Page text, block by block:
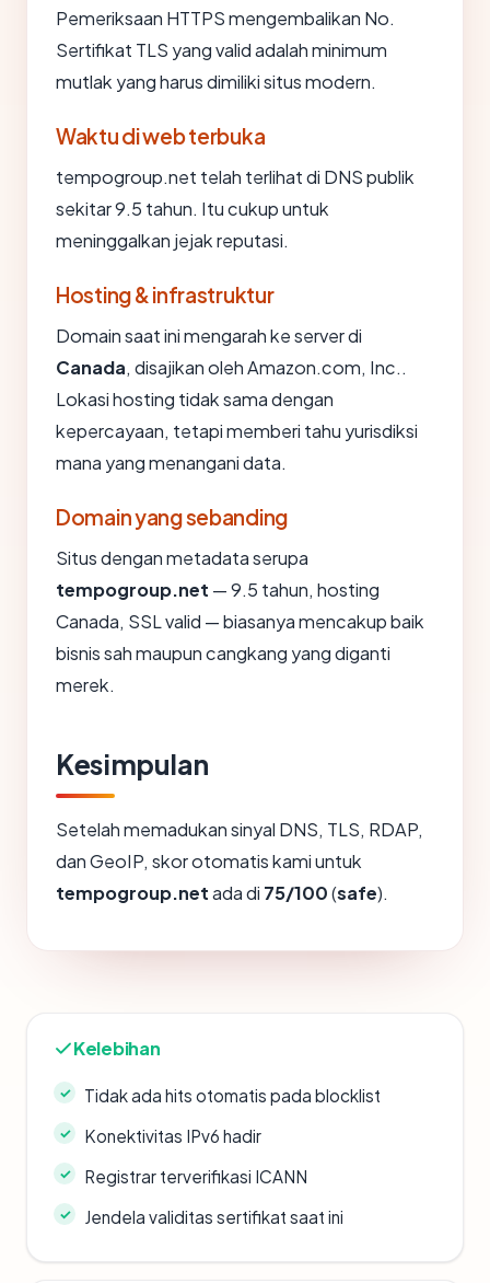
Pemeriksaan HTTPS mengembalikan No.
Sertifikat TLS yang valid adalah minimum
mutlak yang harus dimiliki situs modern.
Waktu di web terbuka
tempogroup.net telah terlihat di DNS publik
sekitar 9.5 tahun. Itu cukup untuk
meninggalkan jejak reputasi.
Hosting & infrastruktur
Domain saat ini mengarah ke server di
Canada, disajikan oleh Amazon.com, Inc..
Lokasi hosting tidak sama dengan
kepercayaan, tetapi memberi tahu yurisdiksi
mana yang menangani data.
Domain yang sebanding
Situs dengan metadata serupa
tempogroup.net — 9.5 tahun, hosting
Canada, SSL valid — biasanya mencakup baik
bisnis sah maupun cangkang yang diganti
merek.
Kesimpulan
Setelah memadukan sinyal DNS, TLS, RDAP,
dan GeoIP, skor otomatis kami untuk
tempogroup.netada di 75/100(safe).
Kelebihan
Tidak ada hits otomatis pada blocklist
Konektivitas IPv6 hadir
Registrar terverifikasi ICANN
Jendela validitas sertifikat saat ini